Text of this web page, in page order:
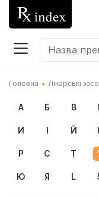
Головна Лікарські
А Б В
И І Й
Р С Т
Ю Я L